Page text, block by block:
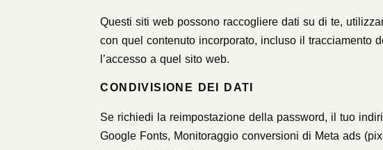
Questi siti web possono raccogliere dati su di te,
con quel contenuto incorporato, incluso il tracciamento
l’accesso a quel sito web.
CONDIVISIONE DEI DATI
Se richiedi la reimpostazione della password, il tuo
Google Fonts, Monitoraggio conversioni di Meta ads